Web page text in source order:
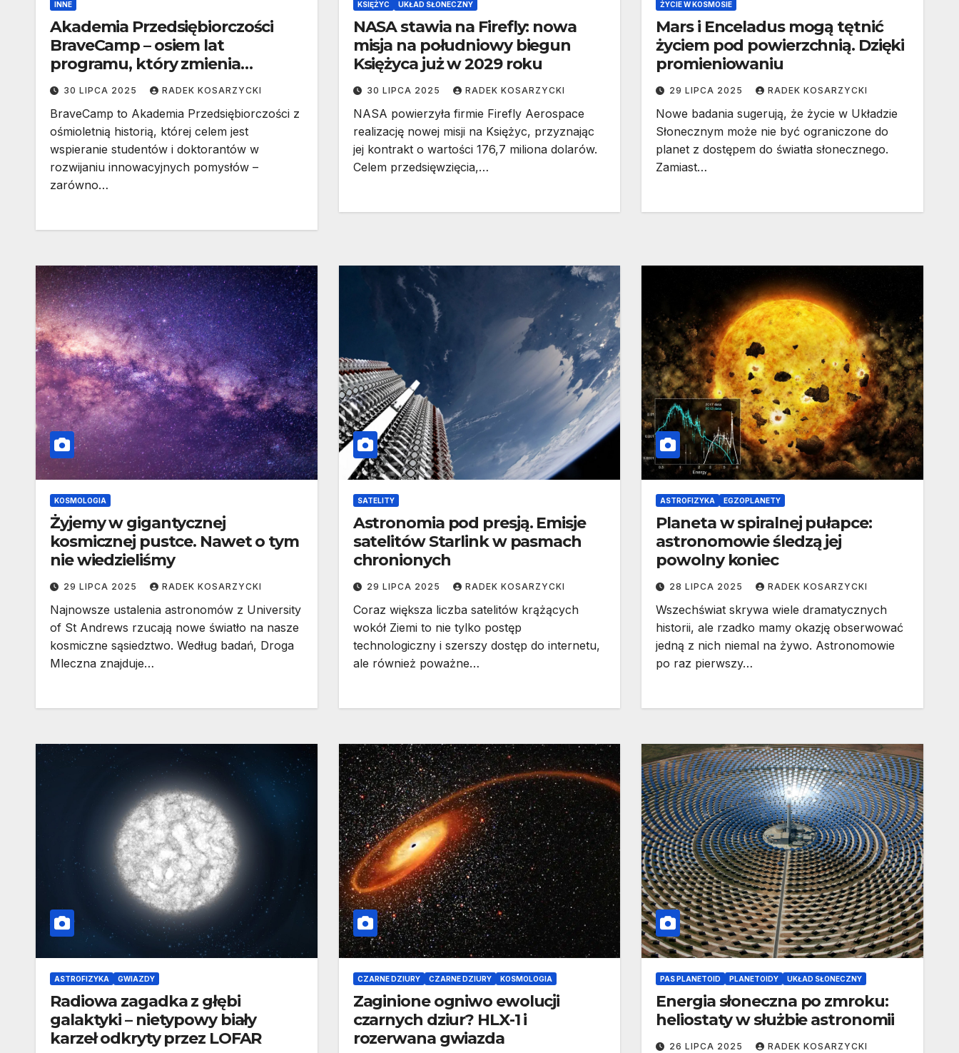
INNE
Akademia Przedsiębiorczości
BraveCamp – osiem lat
programu, który zmienia
marzenia w realne projekty
30 LIPCA 2025 RADEK KOSARZYCKI
BraveCamp to Akademia Przedsiębiorczości z
ośmioletnią historią, której celem jest
wspieranie studentów i doktorantów w
rozwijaniu innowacyjnych pomysłów –
zarówno…
KSIĘŻYC UKŁAD SŁONECZNY
NASA stawia na Firefly: nowa
misja na południowy biegun
Księżyca już w 2029 roku
30 LIPCA 2025 RADEK KOSARZYCKI
NASA powierzyła firmie Firefly Aerospace
realizację nowej misji na Księżyc, przyznając
jej kontrakt o wartości 176,7 miliona dolarów.
Celem przedsięwzięcia,…
ŻYCIE W KOSMOSIE
Mars i Enceladus mogą tętnić
życiem pod powierzchnią. Dzięki
promieniowaniu
29 LIPCA 2025 RADEK KOSARZYCKI
Nowe badania sugerują, że życie w Układzie
Słonecznym może nie być ograniczone do
planet z dostępem do światła słonecznego.
Zamiast…
KOSMOLOGIA
Żyjemy w gigantycznej
kosmicznej pustce. Nawet o tym
nie wiedzieliśmy
29 LIPCA 2025 RADEK KOSARZYCKI
Najnowsze ustalenia astronomów z University
of St Andrews rzucają nowe światło na nasze
kosmiczne sąsiedztwo. Według badań, Droga
Mleczna znajduje…
SATELITY
Astronomia pod presją. Emisje
satelitów Starlink w pasmach
chronionych
29 LIPCA 2025 RADEK KOSARZYCKI
Coraz większa liczba satelitów krążących
wokół Ziemi to nie tylko postęp
technologiczny i szerszy dostęp do internetu,
ale również poważne…
ASTROFIZYKA EGZOPLANETY
Planeta w spiralnej pułapce:
astronomowie śledzą jej
powolny koniec
28 LIPCA 2025 RADEK KOSARZYCKI
Wszechświat skrywa wiele dramatycznych
historii, ale rzadko mamy okazję obserwować
jedną z nich niemal na żywo. Astronomowie
po raz pierwszy…
ASTROFIZYKA GWIAZDY
Radiowa zagadka z głębi
galaktyki – nietypowy biały
karzeł odkryty przez LOFAR
CZARNE DZIURY CZARNE DZIURY KOSMOLOGIA
Zaginione ogniwo ewolucji
czarnych dziur? HLX-1 i
rozerwana gwiazda
PAS PLANETOID PLANETOIDY UKŁAD SŁONECZNY
Energia słoneczna po zmroku:
heliostaty w służbie astronomii
26 LIPCA 2025 RADEK KOSARZYCKI